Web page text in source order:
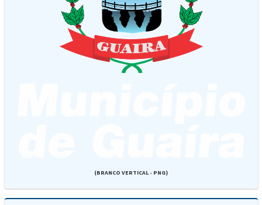
(BRANCO VERTICAL - PNG)